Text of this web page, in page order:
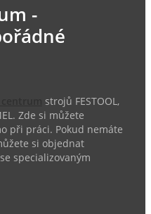
-
strojů FESTOOL,
Zde si můžete
při práci. Pokud nemáte
si objednat
specializovaným